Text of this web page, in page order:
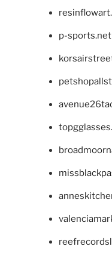
p-sports.net